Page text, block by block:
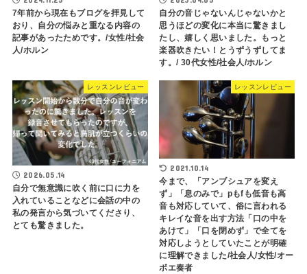
7年前から現在もブログを拝見して
おり、自分の悩みと重なる内容の
記事があったためです。/女性/社会
人/ホルン
自分の音じゃないんじゃないかと
思うほどの変化に本当に驚きまし
たし、嬉しく思いました。もっと
楽器吹きたい！とうずうずしてま
す。/ 30代女性/社会人/ホルン
レッスンレビュー
2026.05.14
自分で無意識に吹く前に口に力を
入れていることなどに会話の中の
私の発言から気づいてくださり、
とても驚きました。
レッスンレビュー
2021.10.14
今まで、「アンブシュアを変え
ず」「息のみで」pもfも低音も高
音も対応していて、俗に言われる
キレイな音を出す方法「口の中を
あけて」「口を閉めず」で全てを
対応しようとしていたことが明確
に理解できました/社会人/女性/オー
ボエ奏者